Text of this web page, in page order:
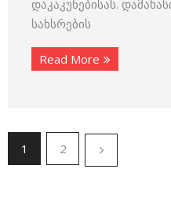
დაკაკუნებისას.
სახსრების
Read More
1 2